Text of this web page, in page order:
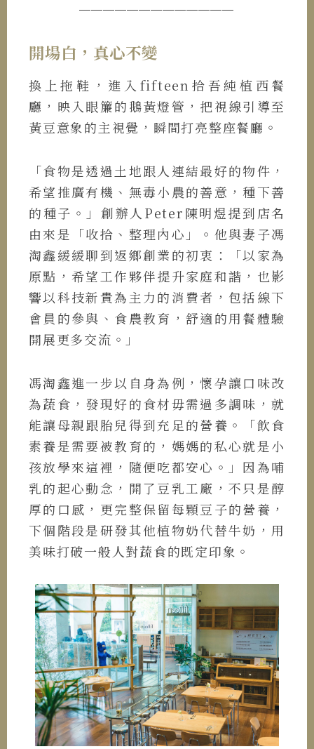
─────────────
開場白，真心不變
換上拖鞋，進入fifteen拾吾純植西餐
廳，映入眼簾的鵝黃燈管，把視線引導至
黃豆意象的主視覺，瞬間打亮整座餐廳。
「食物是透過土地跟人連結最好的物件，
希望推廣有機、無毒小農的善意，種下善
的種子。」創辦人Peter陳明煜提到店名
由來是「收拾、整理內心」。他與妻子馮
淘鑫緩緩聊到返鄉創業的初衷：「以家為
原點，希望工作夥伴提升家庭和諧，也影
響以科技新貴為主力的消費者，包括線下
會員的參與、食農教育，舒適的用餐體驗
開展更多交流。」
馮淘鑫進一步以自身為例，懷孕讓口味改
為蔬食，發現好的食材毋需過多調味，就
能讓母親跟胎兒得到充足的營養。「飲食
素養是需要被教育的，媽媽的私心就是小
孩放學來這裡，隨便吃都安心。」因為哺
乳的起心動念，開了豆乳工廠，不只是醇
厚的口感，更完整保留每顆豆子的營養，
下個階段是研發其他植物奶代替牛奶，用
美味打破一般人對蔬食的既定印象。